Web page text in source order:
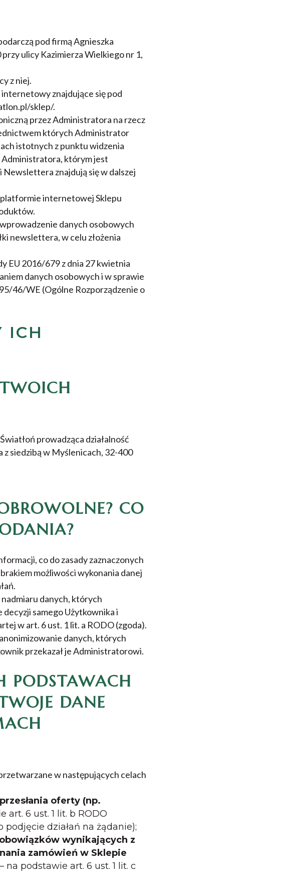
pod firmą Agnieszka
ulicy Kazimierza Wielkiego nr 1,
z niej.
znajdujące się pod
sklep/.
przez Administratora na rzecz
których Administrator
istotnych z punktu widzenia
którym jest
znajdują się w dalszej
platformie internetowej Sklepu
danych osobowych
newslettera, w celu złożenia
EU 2016/679 z dnia 27 kwietnia
danych osobowych i w sprawie
46/WE (Ogólne Rozporządzenie o
ICH
prowadząca działalność
z siedzibą w Myślenicach, 32-400
CO
co do zasady zaznaczonych
możliwości wykonania danej
danych, których
samego Użytkownika i
w art. 6 ust. 1 lit. a RODO (zgoda).
danych, których
przekazał je Administratorowi.
PODSTAWACH
DANE
w następujących celach
oferty (np.
art. 6 ust. 1 lit. b RODO
działań na żądanie);
wynikających z
zamówień w Sklepie
na podstawie art. 6 ust. 1 lit. c